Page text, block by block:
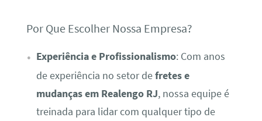
Por Que Escolher Nossa Empresa?
Experiência e Profissionalismo: Com anos
de experiência no setor defretes e
mudanças em Realengo RJ, nossa equipe é
treinada para lidar com qualquer tipo de